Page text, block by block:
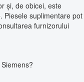
și, de obicei, este
Piesele suplimentare pot
furnizorului